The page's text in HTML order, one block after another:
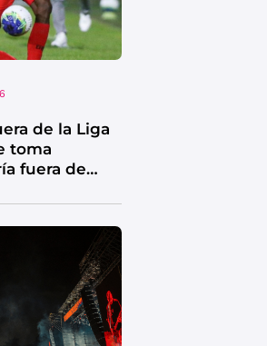
de la Liga
toma
fuera de